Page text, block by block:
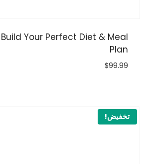
Your Perfect Diet & Meal
Plan
$99.99
تخفيض!